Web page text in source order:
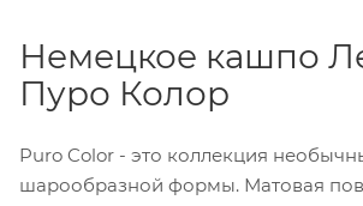
Немецкое кашпо
Пуро Колор
Puro Color - это коллекция
шарообразной формы. Матовая